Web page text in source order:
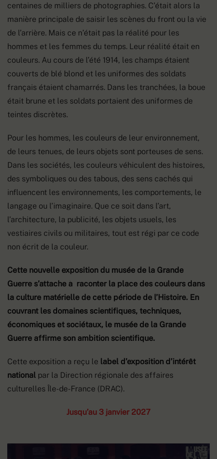
centaines de milliers de photographies. C’était alors la
manière principale de saisir les scènes du front ou la vie
de l’arrière. Mais ce n’était pas la réalité pour les
hommes et les femmes du temps. Leur réalité était en
couleurs. Au cours de l’été 1914, les champs étaient
couverts de blé blond et les uniformes des soldats
français étaient chamarrés. Dans les tranchées, la boue
était brune et les soldats portaient des uniformes de
teintes discrètes.
Pour les hommes, les couleurs de leur environnement,
de leurs tenues, de leurs objets sont porteuses de sens.
Dans les sociétés, les couleurs véhiculent des histoires,
des symboliques ou des tabous, des sens cachés qui
influencent les environnements, les comportements, le
langage ou l’imaginaire. Que ce soit dans l’art,
l’architecture, la publicité, les objets usuels, les
vestiaires civils ou militaires, tout est régi par ce code
non écrit de la couleur.
Cette nouvelle exposition du musée de la Grande
Guerre s’attache à raconter la place des couleurs dans
la culture matérielle de cette période de l’Histoire. En
couvrant les domaines scientifiques, techniques,
économiques et sociétaux, le musée de la Grande
Guerre affirme son ambition scientifique.
Cette exposition a reçu le label d’exposition d’intérêt
national par la Direction régionale des affaires
culturelles Île-de-France (DRAC).
Jusqu’au 3 janvier 2027